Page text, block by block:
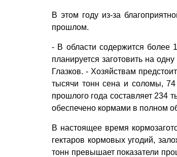
В этом году из-за
прошлом.
- В области содержится более
планируется заготовить на
Глазков. - Хозяйствам
тысячи тонн сена и соломы,
прошлого года составляет 234
обеспечено кормами в полном
В настоящее время
гектаров кормовых угодий,
тонн превышает показатели